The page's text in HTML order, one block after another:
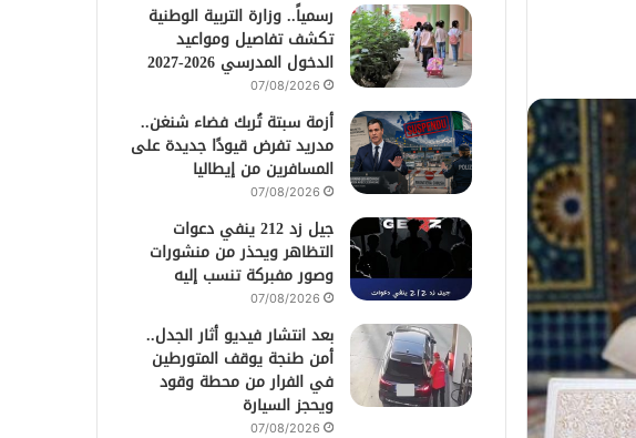
رسمياً.. وزارة التربية الوطنية
تكشف تفاصيل ومواعيد
الدخول المدرسي 2026-2027
07/08/2026
أزمة سبتة تُربك فضاء شنغن..
مدريد تفرض قيودًا جديدة على
المسافرين من إيطاليا
07/08/2026
جيل زد 212 ينفي دعوات
التظاهر ويحذر من منشورات
وصور مفبركة تنسب إليه
07/08/2026
بعد انتشار فيديو أثار الجدل..
أمن طنجة يوقف المتورطين
في الفرار من محطة وقود
ويحجز السيارة
07/08/2026